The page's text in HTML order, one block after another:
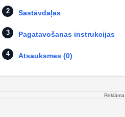
Sastāvdaļas
Pagatavošanas instrukcijas
Atsauksmes (0)
Reklāma